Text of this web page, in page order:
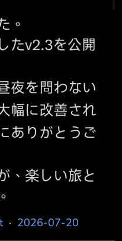
純に読み仮名振って
に「全て」「初出の
· 2026-07-20